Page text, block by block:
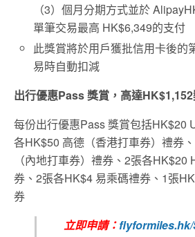
（3）個月分期方式並於
單筆交易最高 HK$6,349的支付
此獎賞將於用戶獲批信用卡後的
易時自動扣減
出行優惠Pass獎賞，高達HK$1,152
每份出行優惠Pass 獎賞包括HK$20
各HK$50 高德（香港打車券）禮券
（內地打車券）禮券、2張各HK$20
券、2張各HK$4 易乘碼禮券、1張
券
立即申請：